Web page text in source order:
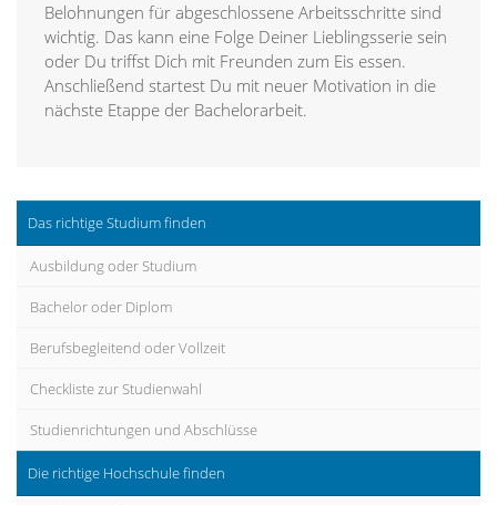
Belohnungen für abgeschlossene Arbeitsschritte sind
wichtig. Das kann eine Folge Deiner Lieblingsserie sein
oder Du triffst Dich mit Freunden zum Eis essen.
Anschließend startest Du mit neuer Motivation in die
nächste Etappe der Bachelorarbeit.
Das richtige Studium finden
Ausbildung oder Studium
Bachelor oder Diplom
Berufsbegleitend oder Vollzeit
Checkliste zur Studienwahl
Studienrichtungen und Abschlüsse
Die richtige Hochschule finden